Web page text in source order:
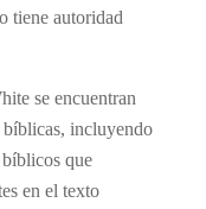
tiene autoridad
se encuentran
bíblicas, incluyendo
bíblicos que
en el texto